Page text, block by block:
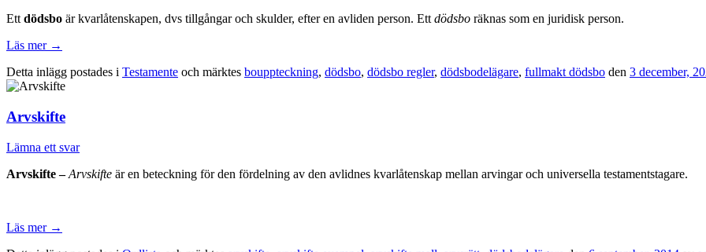
Ett dödsbo är kvarlåtenskapen, dvs tillgångar och skulder, efter en avliden person. Ett dödsbo räknas som en juridisk person.
Läs mer →
Detta inlägg postades i Testamente och märktes bouppteckning, dödsbo, dödsbo regler, dödsbodelägare, fullmakt dödsbo den 3 december,
Arvskifte
Lämna ett svar
Arvskifte –Arvskifte är en beteckning för den fördelning av den avlidnes kvarlåtenskap mellan arvingar och universella testamentstagare.
Läs mer →